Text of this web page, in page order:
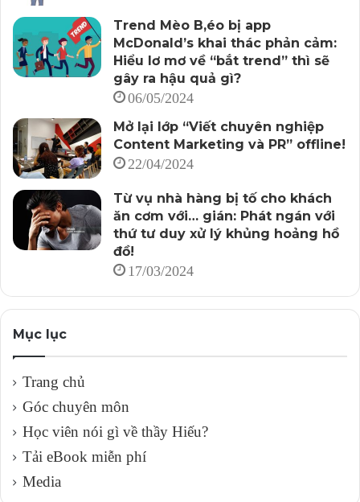
Trend Mèo B,éo bị app
McDonald’s khai thác phản cảm:
Hiểu lơ mơ về “bắt trend” thì sẽ
gây ra hậu quả gì?
06/05/2024
Mở lại lớp “Viết chuyên nghiệp
Content Marketing và PR” offline!
22/04/2024
Từ vụ nhà hàng bị tố cho khách
ăn cơm với… gián: Phát ngán với
thứ tư duy xử lý khủng hoảng hồ
đồ!
17/03/2024
Mục lục
Trang chủ
Góc chuyên môn
Học viên nói gì về thầy Hiếu?
Tải eBook miễn phí
Media